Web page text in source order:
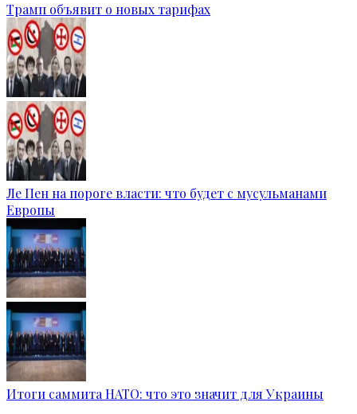
Трамп объявит о новых тарифах
Ле Пен на пороге власти: что будет с мусульманами
Европы
Итоги саммита НАТО: что это значит для Украины